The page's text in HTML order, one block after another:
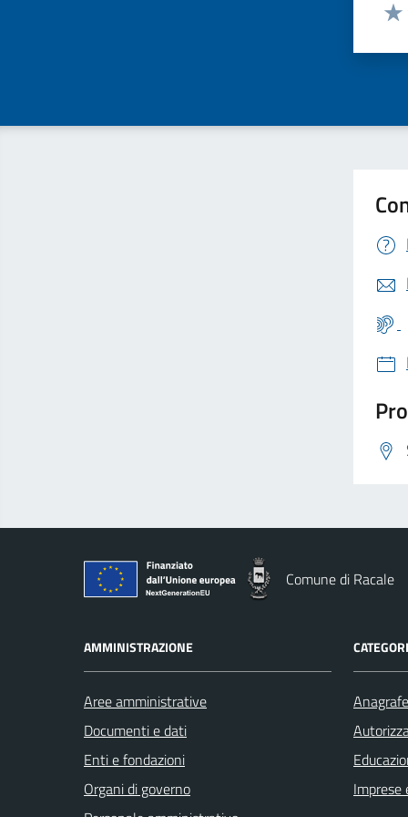
Comune di Racale
AMMINISTRAZIONE
Aree amministrative
Documenti e dati
Enti e fondazioni
Organi di governo
Imprese